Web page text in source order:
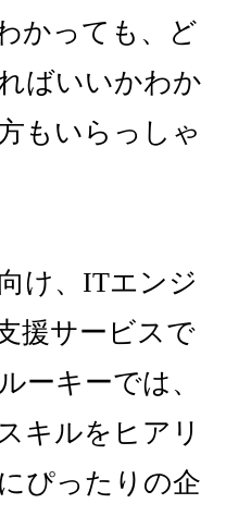
かっても、ど
ばいいかわか
もいらっしゃ
け、ITエンジ
援サービスで
ーキーでは、
キルをヒアリ
ぴったりの企